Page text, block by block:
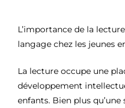
L’importance de la
langage chez les jeunes
La lecture occupe une
développement
enfants. Bien plus